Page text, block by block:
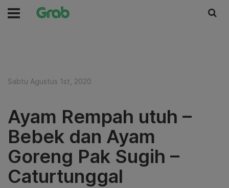
Sabtu Agustus 1st, 2020
Ayam Rempah utuh –
Bebek dan Ayam
Goreng Pak Sugih –
Caturtunggal